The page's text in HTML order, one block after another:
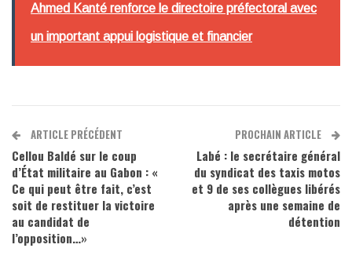
Ahmed Kanté renforce le directoire préfectoral avec
un important appui logistique et financier
ARTICLE PRÉCÉDENT
Cellou Baldé sur le coup
d’État militaire au Gabon : «
Ce qui peut être fait, c’est
soit de restituer la victoire
au candidat de
l’opposition…»
PROCHAIN ARTICLE
Labé : le secrétaire général
du syndicat des taxis motos
et 9 de ses collègues libérés
après une semaine de
détention